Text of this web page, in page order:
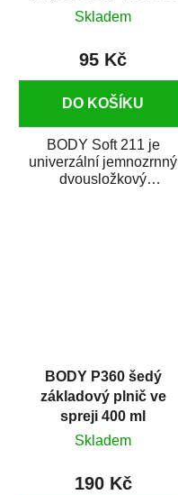
g
Skladem
95 Kč
DO KOŠÍKU
BODY Soft 211 je
univerzální jemnozrnný
dvousložkový
BODY P360 šedý
základový plnič ve
spreji 400 ml
Skladem
190 Kč